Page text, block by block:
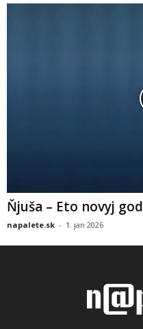
Ňjuša – Eto novyj god
napalete.sk - 1. jan 2026